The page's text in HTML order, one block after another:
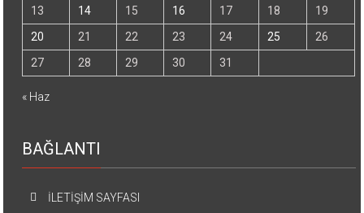
13
14 15 16 17 18
19
20
21 22 23 24 25
26
27
28 29 30 31
« Haz
BAĞLANTI
İLETİŞİM SAYFASI